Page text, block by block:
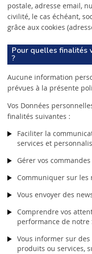
postale, adresse email,
civilité, le cas échéant,
grâce aux cookies
Pour quelles finalités
?
Aucune information
prévues à la présente
Vos Données
finalités suivantes :
Faciliter la
services et
Gérer vos commandes
Communiquer sur les
Vous envoyer des
Comprendre vos
performance de notre
Vous informer sur
produits ou services,